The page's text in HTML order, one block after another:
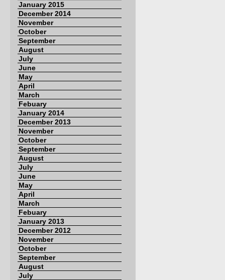
January 2015
December 2014
November
October
September
August
July
June
May
April
March
Febuary
January 2014
December 2013
November
October
September
August
July
June
May
April
March
Febuary
January 2013
December 2012
November
October
September
August
July